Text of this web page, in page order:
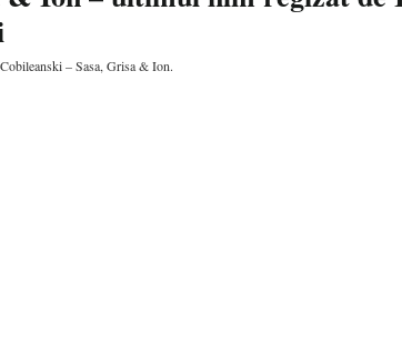
– Sasa, Grisa & Ion.